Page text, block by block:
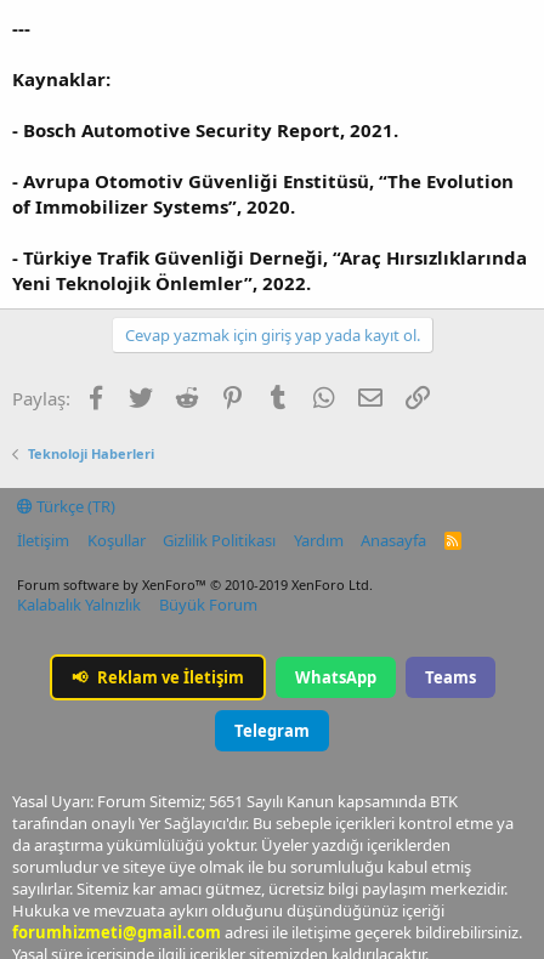
---
Kaynaklar:
- Bosch Automotive Security Report, 2021.
- Avrupa Otomotiv Güvenliği Enstitüsü, “The Evolution
of Immobilizer Systems”, 2020.
- Türkiye Trafik Güvenliği Derneği, “Araç Hırsızlıklarında
Yeni Teknolojik Önlemler”, 2022.
Cevap yazmak için giriş yap yada kayıt ol.
Paylaş: Facebook
TwitterReddit PinterestTumblrWhatsApp
E-postaLink
Teknoloji Haberleri
Türkçe (TR)
İletişim
Koşullar Gizlilik Politikası Yardım Anasayfa
R
Forum software by XenForo™ © 2010-2019 XenForo Ltd.
Kalabalık Yalnızlık Büyük Forum
📢 Reklam ve İletişim WhatsApp Teams
Telegram
Yasal Uyarı: Forum Sitemiz; 5651 Sayılı Kanun kapsamında BTK
tarafından onaylı Yer Sağlayıcı'dır. Bu sebeple içerikleri kontrol etme ya
da araştırma yükümlülüğü yoktur. Üyeler yazdığı içeriklerden
sorumludur ve siteye üye olmak ile bu sorumluluğu kabul etmiş
sayılırlar. Sitemiz kar amacı gütmez, ücretsiz bilgi paylaşım merkezidir.
Hukuka ve mevzuata aykırı olduğunu düşündüğünüz içeriği
forumhizmeti@gmail.com adresi ile iletişime geçerek bildirebilirsiniz.
Yasal süre içerisinde ilgili içerikler sitemizden kaldırılacaktır.